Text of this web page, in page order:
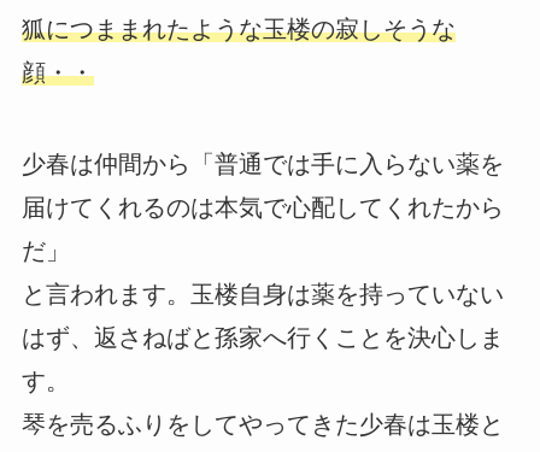
狐につままれたような玉楼の寂しそうな
顔・・
少春は仲間から「普通では手に入らない薬を
届けてくれるのは本気で心配してくれたから
だ」
と言われます。玉楼自身は薬を持っていない
はず、返さねばと孫家へ行くことを決心しま
す。
琴を売るふりをしてやってきた少春は玉楼と